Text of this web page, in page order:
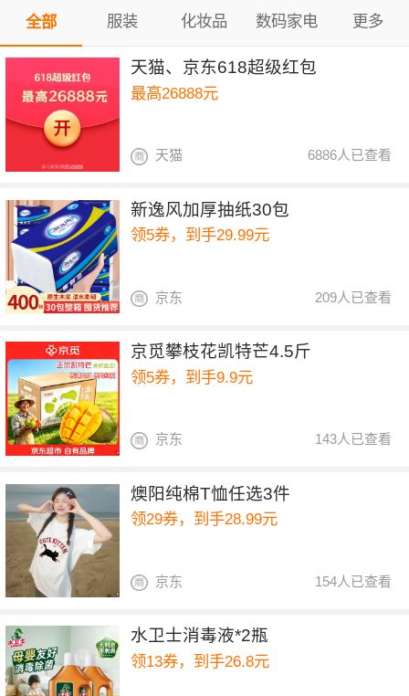
全部 服装 化妆品 数码家电 更多
天猫、京东618超级红包
最高26888元
6886人已查看
天猫
新逸风加厚抽纸30包
领5券，到手29.99元
209人已查看
京东
京觅攀枝花凯特芒4.5斤
领5券，到手9.9元
143人已查看
京东
燠阳纯棉T恤任选3件
领29券，到手28.99元
154人已查看
京东
水卫士消毒液*2瓶
领13券，到手26.8元